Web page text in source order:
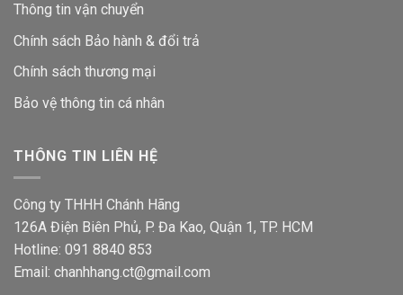
Thông tin vận chuyển
Chính sách Bảo hành & đổi trả
Chính sách thương mại
Bảo vệ thông tin cá nhân
THÔNG TIN LIÊN HỆ
Công ty THHH Chánh Hãng
126A Điện Biên Phủ, P. Đa Kao, Quận 1, TP. HCM
Hotline: 091 8840 853
Email: chanhhang.ct@gmail.com